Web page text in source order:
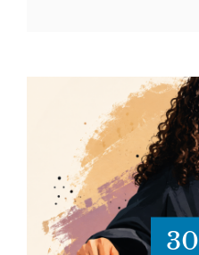
30